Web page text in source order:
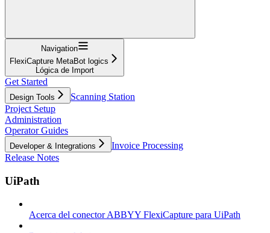
Navigation
FlexiCapture MetaBot logics
Lógica de Import
Get Started
Design Tools
Scanning Station
Project Setup
Administration
Operator Guides
Developer & Integrations
Invoice Processing
Release Notes
UiPath
Acerca del conector ABBYY FlexiCapture para UiPath